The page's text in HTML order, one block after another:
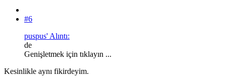
#6
puspus' Alıntı:
de
Genişletmek için tıklayın ...
Kesinlikle aynı fikirdeyim.